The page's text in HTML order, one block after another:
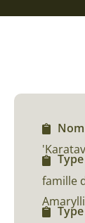
famille